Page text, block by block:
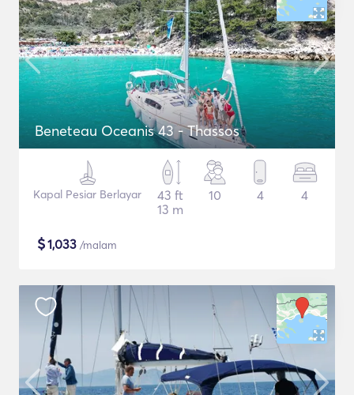
Beneteau Oceanis 43 - Thassos
Kapal Pesiar Berlayar
43 ft
13 m
10 4 4
$1,033 /malam